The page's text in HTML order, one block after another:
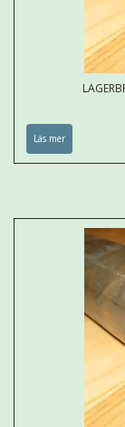
Läs mer